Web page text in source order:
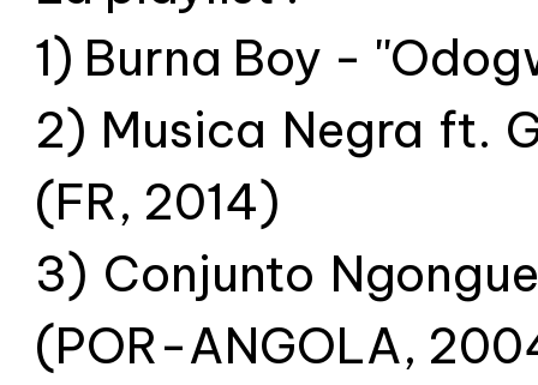
1) Burna Boy -
2) Musica Negra ft.
(FR, 2014)
3) Conjunto
(POR-ANGOLA,